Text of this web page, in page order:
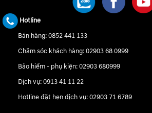
Hotline
Bán hàng:0852 441 133
Chăm sóc khách hàng:02903 68 0999
Bảo hiểm - phụ kiện:02903 680999
Dịch vụ:0913 41 11 22
Hotline đặt hẹn dịch vụ:02903 71 6789